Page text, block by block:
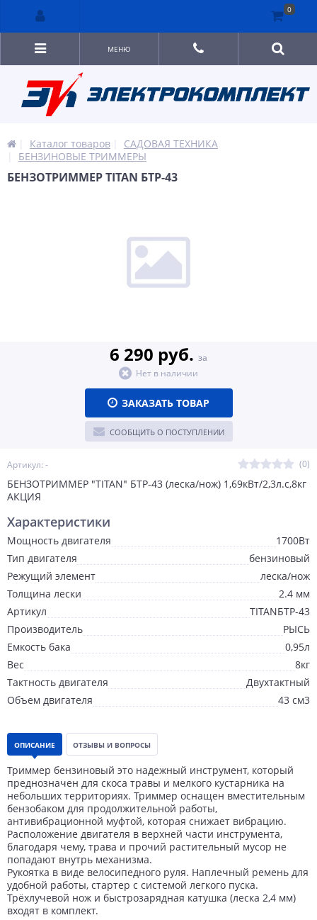
МЕНЮ
Каталог товаров
САДОВАЯ ТЕХНИКА
БЕНЗИНОВЫЕ ТРИММЕРЫ
БЕНЗОТРИММЕР TITAN БТР-43
Артикул: - (0)
БЕНЗОТРИММЕР "TITAN" БТР-43 (леска/нож) 1,69кВт/2,3л.с,8кг
АКЦИЯ
6 290 руб. за
Нет в наличии
ЗАКАЗАТЬ ТОВАР
СООБЩИТЬ О ПОСТУПЛЕНИИ
Характеристики
Мощность двигателя
1700Вт
Тип двигателя
бензиновый
Режущий элемент
леска/нож
Толщина лески
2.4 мм
Артикул
TITANБТР-43
Производитель
РЫСЬ
Емкость бака
0,95л
Вес
8кг
Тактность двигателя
Двухтактный
Объем двигателя
43 см3
ОПИСАНИЕ ОТЗЫВЫ И ВОПРОСЫ
Триммер бензиновый это надежный инструмент, который
преднозначен для скоса травы и мелкого кустарника на
небольших территориях. Триммер оснащен вместительным
бензобаком для продолжительной работы,
антивибрационной муфтой, которая снижает вибрацию.
Расположение двигателя в верхней части инструмента,
благодаря чему, трава и прочий растительный мусор не
попадают внутрь механизма.
Рукоятка в виде велосипедного руля. Наплечный ремень для
удобной работы, стартер с системой легкого пуска.
Трёхлучевой нож и быстрозарядная катушка (леска 2,4 мм)
входят в комплект.
0